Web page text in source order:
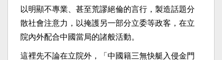
以明顯不專業、甚至荒謬絕倫的言行，製造話題分
散社會注意力，以掩護另一部分立委等政客，在立
院內外配合中國當局的諸般活動。
這裡先不論在立院外，「中國籍三無快艇入侵金門